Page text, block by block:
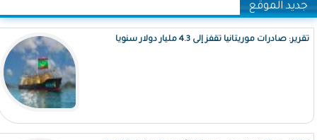
جديد الموقع
تقرير: صادرات موريتانيا تقفز إلى 4.3 مليار دولار سنويا